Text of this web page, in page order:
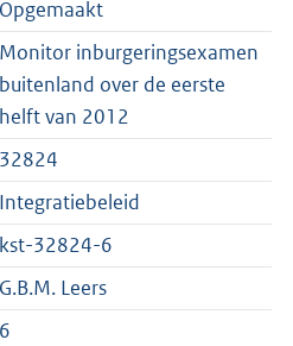
o
o
t
t
:
2
K
b
r
o
o
t
e
:
2
K
b
Opgemaakt
Monitor inburgeringsexamen
buitenland over de eerste
helft van 2012
32824
Integratiebeleid
kst-32824-6
G.B.M. Leers
6